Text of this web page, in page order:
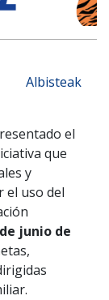
Albisteak
el
que
y
el uso del
junio de